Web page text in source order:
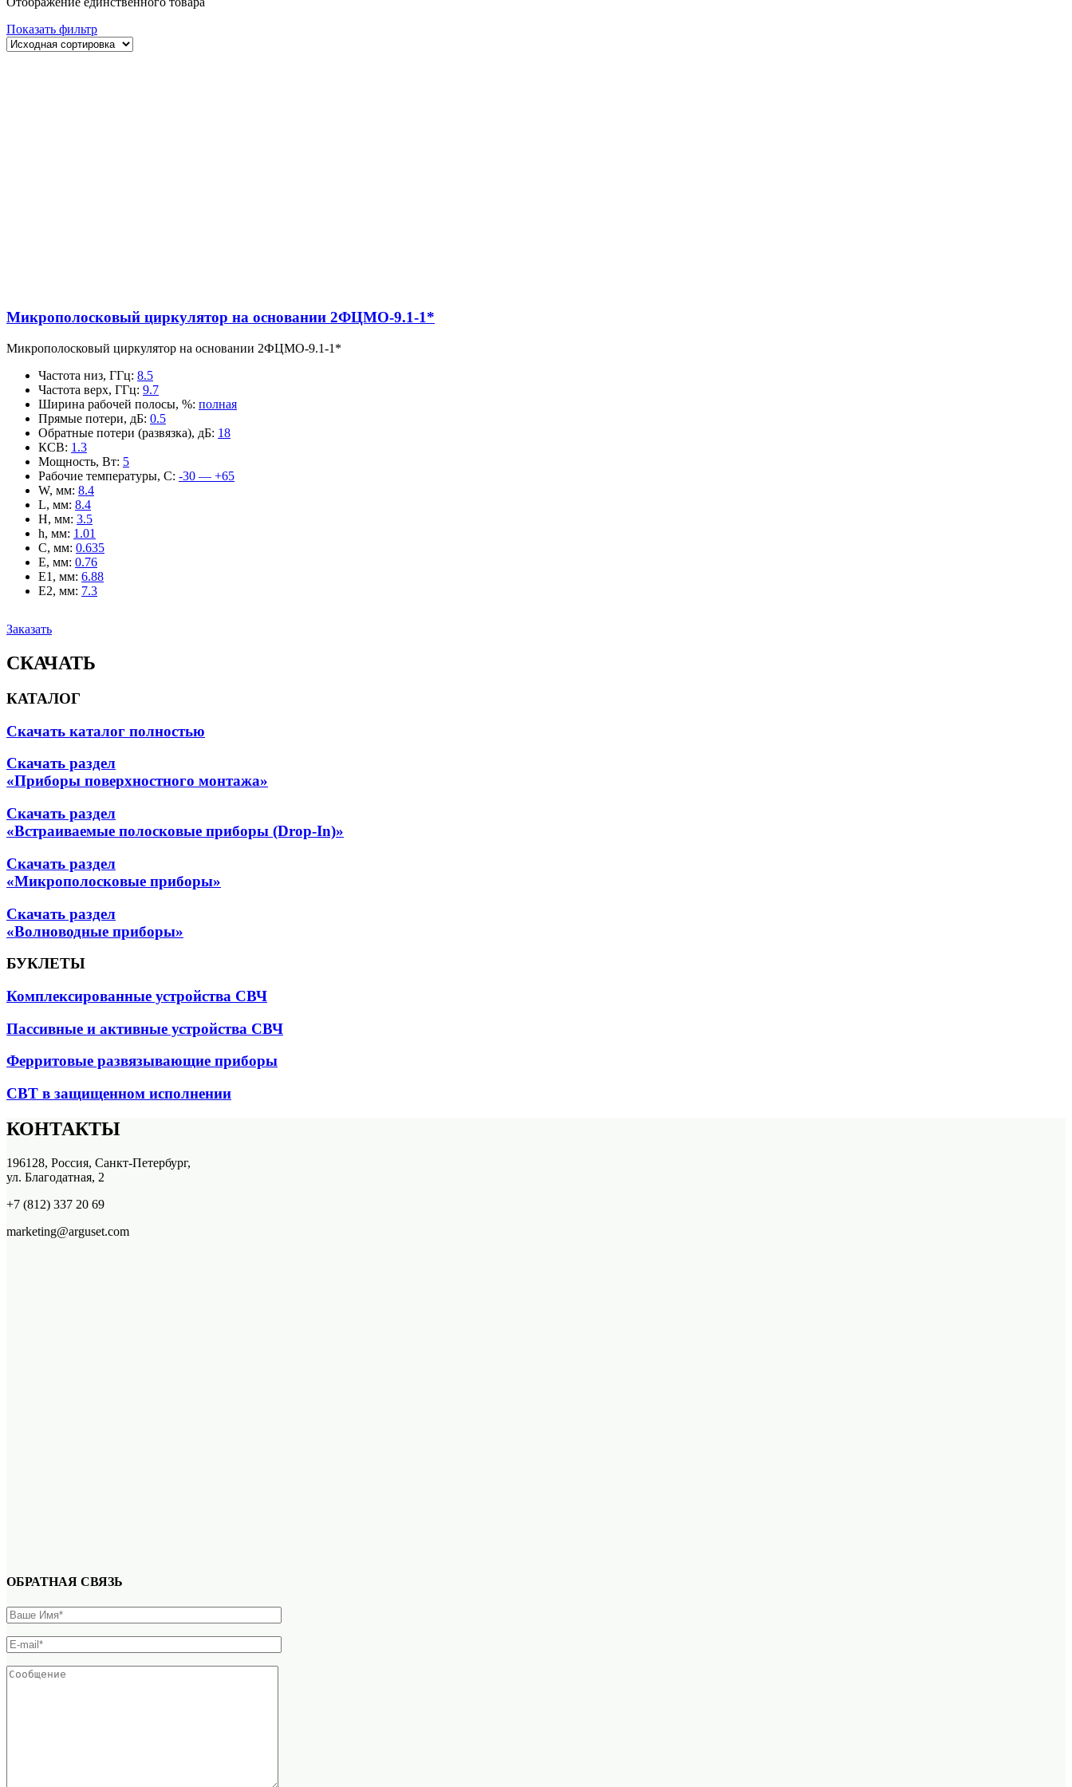
Показать фильтр
Микрополосковый циркулятор на основании 2ФЦМО-9.1-1*
Микрополосковый циркулятор на основании 2ФЦМО-9.1-1*
Частота низ, ГГц: 8.5
Частота верх, ГГц: 9.7
Ширина рабочей полосы, %: полная
Прямые потери, дБ: 0.5
Обратные потери (развязка), дБ: 18
КСВ: 1.3
Мощность, Вт: 5
Рабочие температуры, С: -30 — +65
W, мм: 8.4
L, мм: 8.4
H, мм: 3.5
h, мм: 1.01
C, мм: 0.635
E, мм: 0.76
E1, мм: 6.88
E2, мм: 7.3
Заказать
СКАЧАТЬ
КАТАЛОГ
Скачать каталог полностью
Скачать раздел
«Приборы поверхностного монтажа»
Скачать раздел
«Встраиваемые полосковые приборы (Drop-In)»
Скачать раздел
«Микрополосковые приборы»
Скачать раздел
«Волноводные приборы»
БУКЛЕТЫ
Комплексированные устройства СВЧ
Пассивные и активные устройства СВЧ
Ферритовые развязывающие приборы
СВТ в защищенном исполнении
КОНТАКТЫ
196128, Россия, Санкт-Петербург,
ул. Благодатная, 2
+7 (812) 337 20 69
marketing@arguset.com
ОБРАТНАЯ СВЯЗЬ